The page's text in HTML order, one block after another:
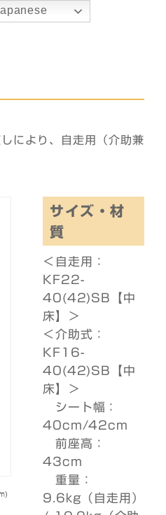
により、自走用（介助兼
サイズ・材
質
＜自走用：
KF22-
40(42)SB【中
床】＞
＜介助式：
KF16-
40(42)SB【中
床】＞
シート幅：
40cm/42cm
前座高：
43cm
重量：
9.6kg（自走用）